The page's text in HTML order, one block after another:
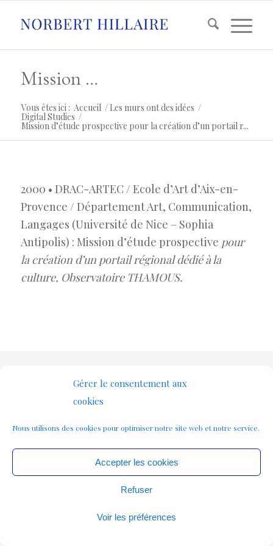
Gérer le consentement aux
cookies
Nous utilisons des cookies pour optimiser notre site web et notre service.
Accepter les cookies
Refuser
Voir les préférences
Mission d’étude prospective pour la création d’un portail régional dédié à la culture
Vous êtes ici : Accueil / Les murs ont des idées /
Digital Studies /
Mission d’étude prospective pour la création d’un portail r...
2000 • DRAC-ARTEC / Ecole d’Art d’Aix-en-
Provence / Département Art, Communication,
Langages (Université de Nice – Sophia
Antipolis) : Mission d’étude prospective pour
la création d’un portail régional dédié à la
culture, Observatoire THAMOUS.